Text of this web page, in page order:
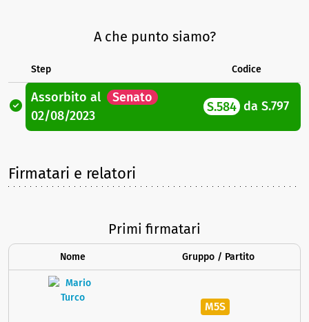
A che punto siamo?
Step Codice
Assorbito al
Senato
02/08/2023
S.584 daS.797
Firmatari e relatori
Primi firmatari
Nome Gruppo / Partito
M5S